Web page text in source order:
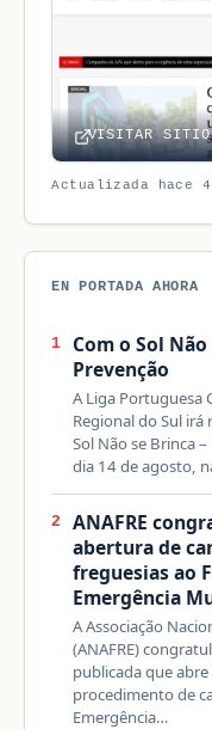
VISITAR SITIO
Actualizada hace 4
EN PORTADA AHORA
1
Com o Sol
Prevenção
A Liga Portuguesa
Regional do Sul irá
Sol Não se Brinca
dia 14 de agosto,
2
ANAFRE
abertura de
freguesias ao
Emergência
A Associação
(ANAFRE)
publicada que
procedimento de
Emergência…